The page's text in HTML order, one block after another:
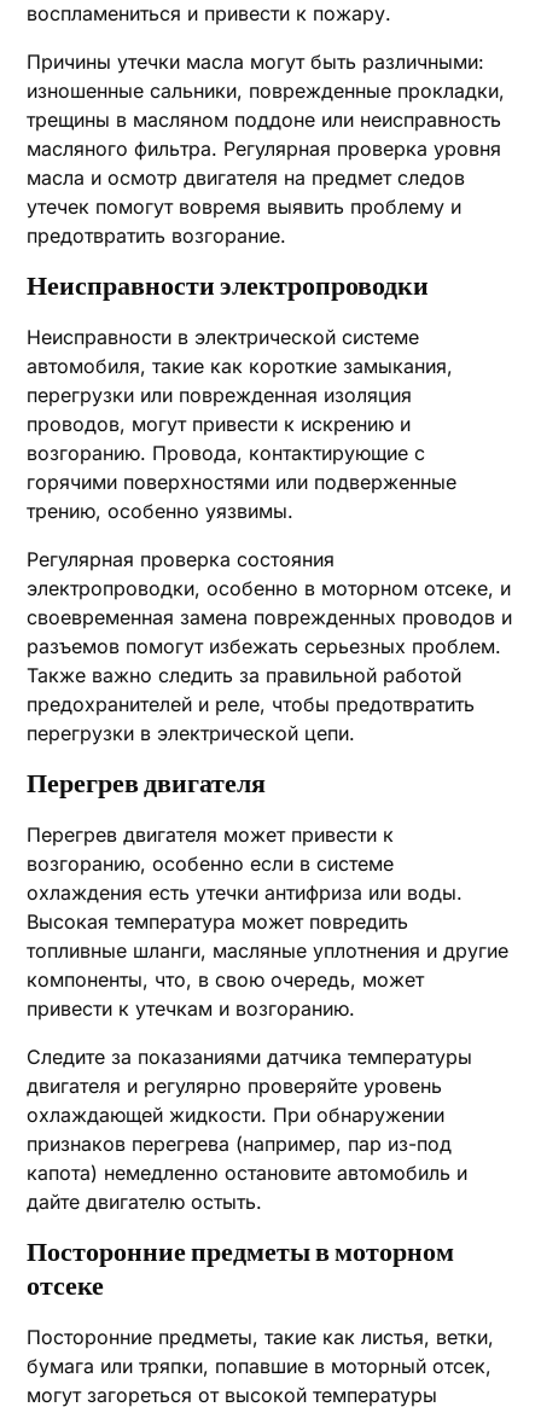
воспламениться и привести к пожару.
Причины утечки масла могут быть различными:
изношенные сальники, поврежденные прокладки,
трещины в масляном поддоне или неисправность
масляного фильтра. Регулярная проверка уровня
масла и осмотр двигателя на предмет следов
утечек помогут вовремя выявить проблему и
предотвратить возгорание.
Неисправности электропроводки
Неисправности в электрической системе
автомобиля, такие как короткие замыкания,
перегрузки или поврежденная изоляция
проводов, могут привести к искрению и
возгоранию. Провода, контактирующие с
горячими поверхностями или подверженные
трению, особенно уязвимы.
Регулярная проверка состояния
электропроводки, особенно в моторном отсеке, и
своевременная замена поврежденных проводов и
разъемов помогут избежать серьезных проблем.
Также важно следить за правильной работой
предохранителей и реле, чтобы предотвратить
перегрузки в электрической цепи.
Перегрев двигателя
Перегрев двигателя может привести к
возгоранию, особенно если в системе
охлаждения есть утечки антифриза или воды.
Высокая температура может повредить
топливные шланги, масляные уплотнения и другие
компоненты, что, в свою очередь, может
привести к утечкам и возгоранию.
Следите за показаниями датчика температуры
двигателя и регулярно проверяйте уровень
охлаждающей жидкости. При обнаружении
признаков перегрева (например, пар из-под
капота) немедленно остановите автомобиль и
дайте двигателю остыть.
Посторонние предметы в моторном
отсеке
Посторонние предметы, такие как листья, ветки,
бумага или тряпки, попавшие в моторный отсек,
могут загореться от высокой температуры